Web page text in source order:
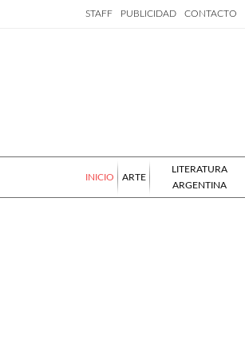
STAFF PUBLICIDAD CONTACTO
INICIO ARTE
LITERATURA
ARGENTINA